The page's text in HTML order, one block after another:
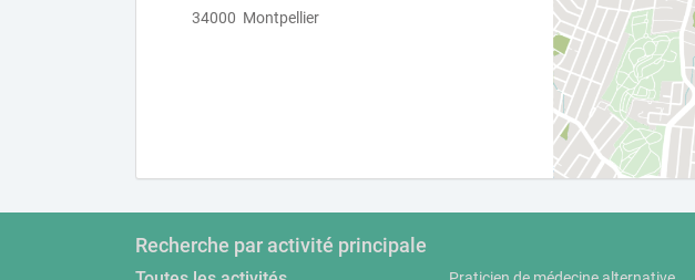
34000 Montpellier
Recherche par activité principale